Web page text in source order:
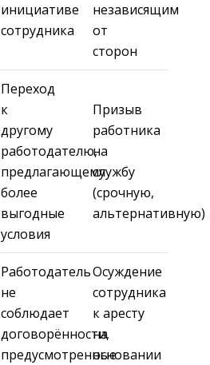
инициативе
сотрудника
независящим
от
сторон
Переход
к
другому
работодателю,
предлагающему
более
выгодные
условия
Призыв
работника
на
службу
(срочную,
альтернативную)
Работодатель
не
соблюдает
договорённости,
предусмотренные
Осуждение
сотрудника
к аресту
на
основании